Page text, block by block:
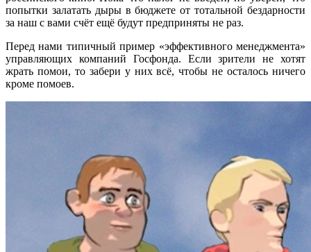
попытки залатать дыры в бюджете от тотальной бездарности
за наш с вами счёт ещё будут предприняты не раз.
Перед нами типичный пример «эффективного менеджмента»
управляющих компаний Госфонда. Если зрители не хотят
жрать помои, то забери у них всё, чтобы не осталось ничего
кроме помоев.